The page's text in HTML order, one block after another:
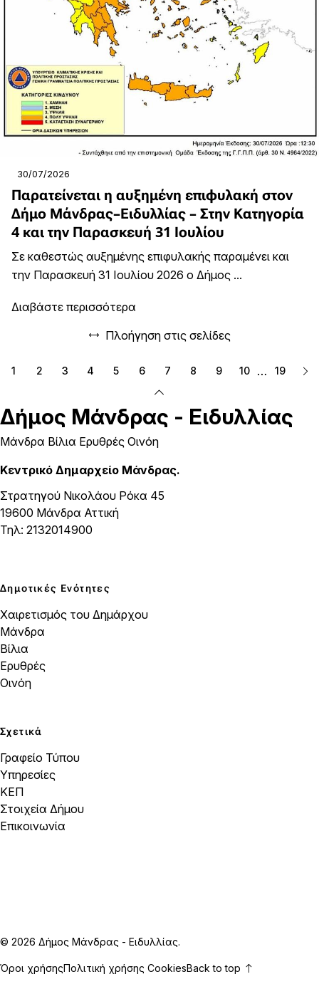
30/07/2026
Παρατείνεται η αυξημένη επιφυλακή στον
Δήμο Μάνδρας–Ειδυλλίας – Στην Κατηγορία
4 και την Παρασκευή 31 Ιουλίου
Σε καθεστώς αυξημένης επιφυλακής παραμένει και
την Παρασκευή 31 Ιουλίου 2026 ο Δήμος ...
Διαβάστε περισσότερα
Πλοήγηση στις σελίδες
1 2 3 4 5 6 7 8 9 10 … 19
Δήμος Μάνδρας - Ειδυλλίας
Μάνδρα Βίλια Ερυθρές Οινόη
Κεντρικό Δημαρχείο Μάνδρας.
Στρατηγού Νικολάου Ρόκα 45
19600 Μάνδρα Αττική
Τηλ: 2132014900
Δημοτικές Ενότητες
Χαιρετισμός του Δημάρχου
Μάνδρα
Βίλια
Ερυθρές
Οινόη
Σχετικά
Γραφείο Τύπου
Υπηρεσίες
ΚΕΠ
Στοιχεία Δήμου
Επικοινωνία
© 2026 Δήμος Μάνδρας - Ειδυλλίας.
Όροι χρήσηςΠολιτική χρήσης CookiesBack to top